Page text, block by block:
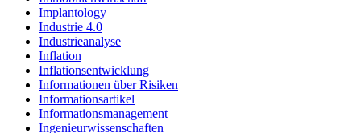
Implantology
Industrie 4.0
Industrieanalyse
Inflation
Inflationsentwicklung
Informationen über Risiken
Informationsartikel
Informationsmanagement
Ingenieurwissenschaften